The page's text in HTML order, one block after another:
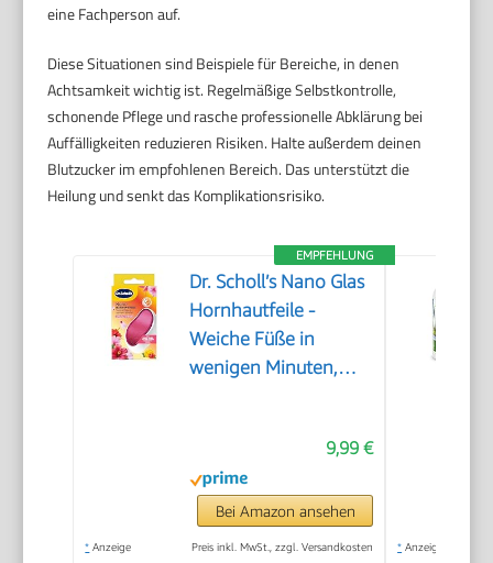
eine Fachperson auf.
Diese Situationen sind Beispiele für Bereiche, in denen
Achtsamkeit wichtig ist. Regelmäßige Selbstkontrolle,
schonende Pflege und rasche professionelle Abklärung bei
Auffälligkeiten reduzieren Risiken. Halte außerdem deinen
Blutzucker im empfohlenen Bereich. Das unterstützt die
Heilung und senkt das Komplikationsrisiko.
EMPFEHLUNG
Dr. Scholl’s Nano Glas
Hornhautfeile -
Weiche Füße in
wenigen Minuten,
Pediküre, Geeignet für
Nasse oder Trockene
Füße, Hornhaut
Entfernen Fuß,
9,99 €
Bei Amazon ansehen
* Anzeige Preis inkl. MwSt., zzgl. Versandkosten * Anzeige